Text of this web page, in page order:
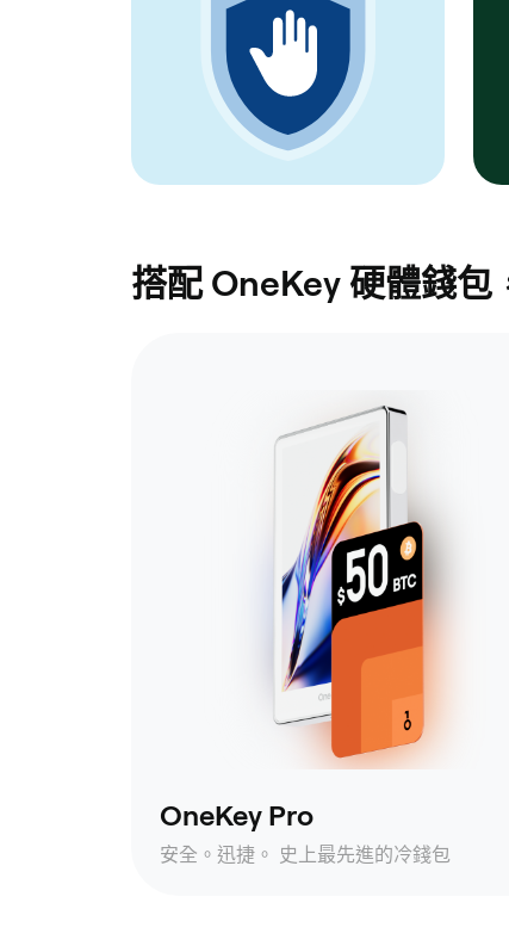
搭配 OneKey 硬體錢包
OneKey Pro
安全。迅捷。 史上最先進的冷錢包